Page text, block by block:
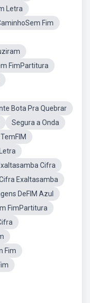
Letra
Fim
FimPartitura
Bota Pra Quebrar
Segura a Onda
Cifra
Exaltasamba
DeFIM Azul
FimPartitura
Fim